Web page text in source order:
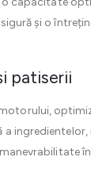
și o
patiserii
ingredientelor,